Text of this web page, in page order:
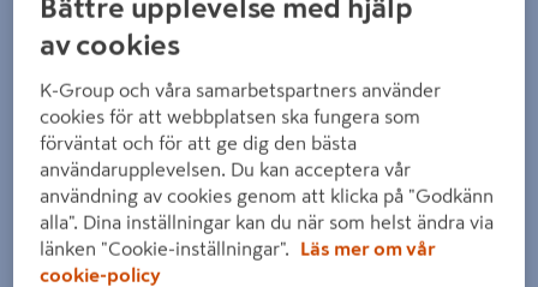
Bättre upplevelse med hjälp
av cookies
K-Group och våra samarbetspartners använder
cookies för att webbplatsen ska fungera som
förväntat och för att ge dig den bästa
användarupplevelsen. Du kan acceptera vår
användning av cookies genom att klicka på "Godkänn
alla". Dina inställningar kan du när som helst ändra via
länken "Cookie-inställningar".
Läs mer om vår
cookie-policy